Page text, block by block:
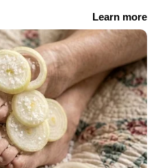
പദ്ധതിയാണ്
എല്ലാ വർഷവും
നൽകി വരുന്നുണ്ട്.
രൂപ വീതം മൂന്ന്